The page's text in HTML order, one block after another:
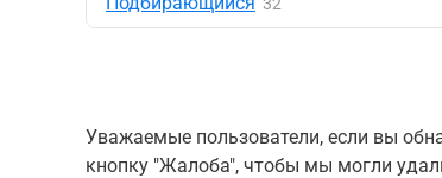
Уважаемые пользователи, если вы
кнопку "Жалоба", чтобы мы могли